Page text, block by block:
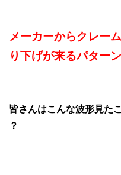
メーカーからクレー
り下げが来るパター
皆さんはこんな波形見た
？